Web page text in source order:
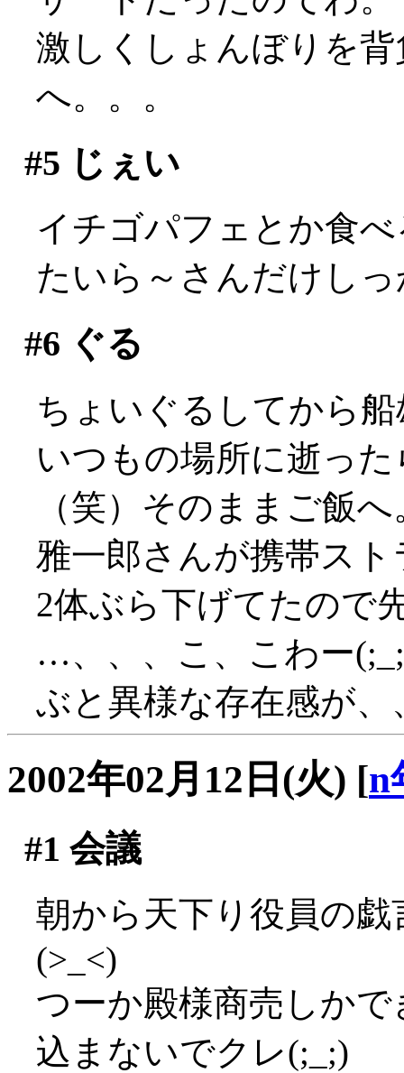
激しくしょんぼりを
へ。。。
#5 じぇい
イチゴパフェとか食
たいら～さんだけし
#6 ぐる
ちょいぐるしてから
いつもの場所に逝っ
（笑）そのままご飯へ
雅一郎さんが携帯ス
2体ぶら下げてたので
…、、、こ、こわー
ぶと異様な存在感が、
2002年02月12日(火) [n
#1 会議
朝から天下り役員の
(>_<)
つーか殿様商売しか
込まないでクレ(;_;)